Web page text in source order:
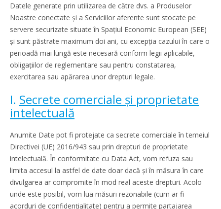
Datele generate prin utilizarea de către dvs. a Produselor
Noastre conectate și a Serviciilor aferente sunt stocate pe
servere securizate situate în Spațiul Economic European (SEE)
și sunt păstrate maximum doi ani, cu excepția cazului în care o
perioadă mai lungă este necesară conform legii aplicabile,
obligațiilor de reglementare sau pentru constatarea,
exercitarea sau apărarea unor drepturi legale.
I. Secrete comerciale și proprietate
intelectuală
Anumite Date pot fi protejate ca secrete comerciale în temeiul
Directivei (UE) 2016/943 sau prin drepturi de proprietate
intelectuală. În conformitate cu Data Act, vom refuza sau
limita accesul la astfel de date doar dacă și în măsura în care
divulgarea ar compromite în mod real aceste drepturi. Acolo
unde este posibil, vom lua măsuri rezonabile (cum ar fi
acorduri de confidențialitate) pentru a permite partajarea